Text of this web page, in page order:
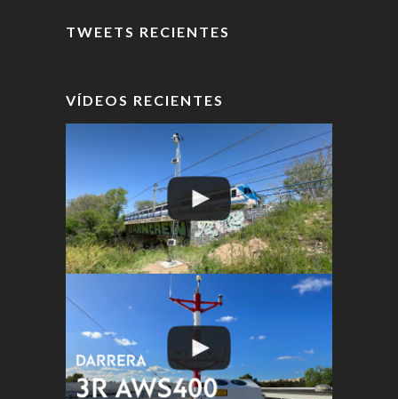
TWEETS RECIENTES
VÍDEOS RECIENTES